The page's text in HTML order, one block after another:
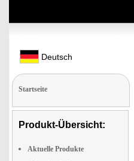
Deutsch
Startseite
Produkt-Übersicht:
Aktuelle Produkte